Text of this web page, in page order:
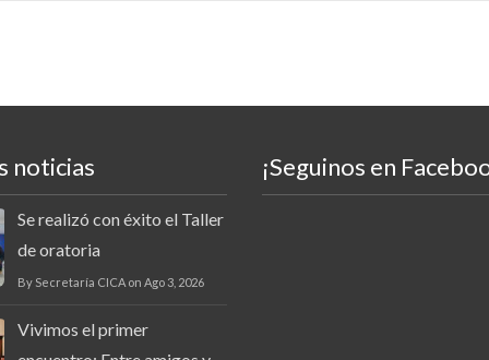
noticias
Se realizó con éxito el Taller
de oratoria
By Secretaría CICA on Ago 3, 2026
Vivimos el primer
¡Seguinos en